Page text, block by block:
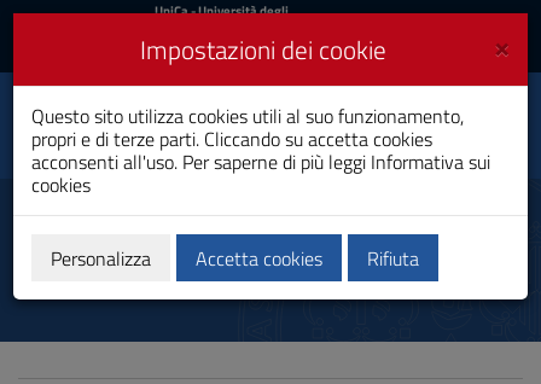
Vai
al
navigazione
sito
UniCa
Accedi
UniCa- Università degli
Accedi UniCA News
Toggle
navigation
Logopedia
Laurea
Ordinamento didattico
×
Impostazioni dei cookie
Questo sito utilizza cookies utili al suo funzionamento,
propri e di terze parti. Cliccando su accetta cookies
acconsenti all'uso. Per saperne di più leggi Informativa sui
cookies
Personalizza Accetta cookies Rifiuta